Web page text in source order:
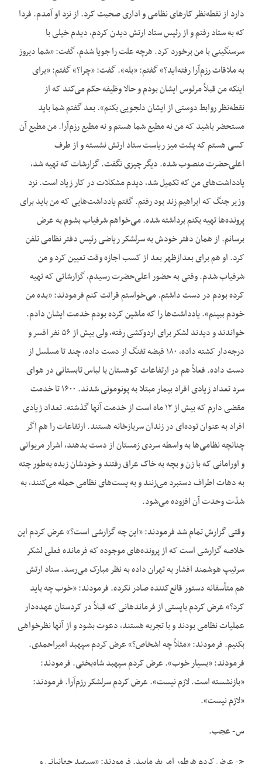
دارد از نقطه‌نظر کارهای نظامی و اداری صحبت کرد. از نزد او آمدم. فردا
که به ستاد رفتم و از رئیس ستاد ارتش دیدن کردم، دیدم خیلی با
سرسنگینی با من برخورد کرد. هرچه علت را جویا شدم، گفت: «شما دیروز
به ملاقات رزم‌آرا رفته‌اید؟» گفتم: «بله». گفت: «چرا؟» گفتم: «برای
اینکه من قبلاً مرئوس ایشان بودم و حالا وظیفه حکم می‌کند که از
نقطه‌نظر روابط دوستی از ایشان دلجویی بکنم». بعد گفتم شما باید
مستحضر باشید که من نه مطیع شما هستم و نه مطیع رزم‌آرا. من مطیع آن
کسی هستم که پشت میز ریاست ستاد ارتش نشسته و از طرف
اعلی‌حضرت منصوب شده. دیگر چیزی نگفت. گزارشات که تهیه شد،
یادداشت‌های من که تکمیل شد، دیدم مشکلات در کار زیاد است. نزد
وزیر جنگ که ابراهیم زند بود رفتم. گفتم یادداشت‌هایی که من باید برای
پرونده‌ها تهیه بکنم برداشته شده. می‌خواهم شرفیاب بشوم به عرض
برسانم. از همان دفتر خودش به سرلشکر ریاضی رئیس دفتر نظامی تلفن
کرد. او هم برای بعدازظهر بعد از کسب اجازه وقت تعیین کرد و من
شرفیاب شدم. وقتی به حضور اعلی‌حضرت رسیدم، گزارشاتی که تهیه
کرده بودم در دست داشتم. می‌خواستم قرائت کنم فرمودند: «بده من
خودم ببینم». یادداشت‌ها را که ماشین کرده بودم خدمت ایشان دادم.
خواندند و دیدند لشکر برای اردوکشی رفته، ولی بیش از ۵۶ نفر افسر و
درجه‌دار کشته داده، ۱۸۰ قبضه تفنگ از دست داده، چند تا مسلسل از
دست داده. فعلاً هم در ارتفاعات کوهستان با لباس تابستانی در هوای
سرد تعداد زیادی افراد بیمار مبتلا به پونومونی شدند. ۱۶۰۰ تا خدمت
مقضی دارم که بیش از ۱۲ ماه است از خدمت آنها گذشته. تعداد زیادی
افراد به عنوان توده‌ای در زندان سربازخانه هستند. ارتفاعات را هم اگر
چنانچه نظامی‌ها به واسطه سردی زمستان از دست بدهند، اشرار مریوانی
و اورامانی که با زن و بچه به خاک عراق رفتند و خودشان زبده به‌طور چته
به دهات اطراف دستبرد می‌زنند و به پست‌های نظامی حمله می‌کنند، به
شدّت وحدت آن افزوده می‌شود.
وقتی گزارش تمام شد فرمودند: «این چه گزارشی است؟» عرض کردم این
خلاصه گزارشی است که از پرونده‌های موجوده که فرمانده فعلی لشکر
سرتیپ هوشمند افشار به تهران داده به نظر مبارک می‌رسد. ستاد ارتش
هم متأسفانه دستور قانع‌کننده صادر نکرده. فرمودند: «خوب چه باید
کرد؟» عرض کردم بایستی از فرماندهانی که قبلاً در کردستان عهده‌دار
عملیات نظامی بودند و با تجربه هستند، دعوت بشود و از آنها نظرخواهی
بکنیم. فرمودند: «مثلاً چه اشخاص؟» عرض کردم سپهبد امیراحمدی.
فرمودند: «بسیار خوب». عرض کردم سپهبد شاه‌بختی. فرمودند:
«بازنشسته است. لازم نیست». عرض کردم سرلشکر رزم‌آرا. فرمودند:
«لازم نیست».
س- عجب.